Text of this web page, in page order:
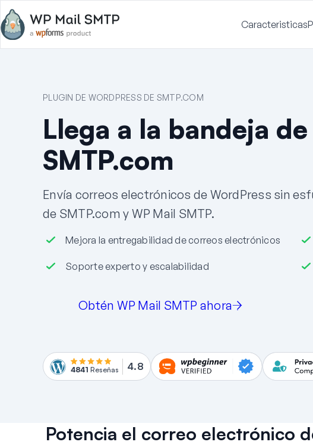
Caracteristicas
PLUGIN DE WORDPRESS DE SMTP.COM
Llega a la bandeja
SMTP.com
Envía correos electrónicos de WordPress sin
de SMTP.com y WP Mail SMTP.
Mejora la entregabilidad de correos electrónicos
Soporte experto y escalabilidad
Obtén WP Mail SMTP ahora
4841 Reseñas 4.8
Potencia el correo electrónico